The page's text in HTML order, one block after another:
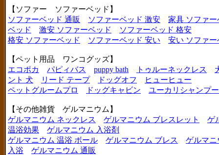
【ソファー ソファーベッド】
ソファーベッド 通販
ソファーベッド 激安
家具 ソファー
ベッド
激安 ソファーベッド
ソファーベッド 格安
格安 ソファーベッド
ソファーベッド 安い 安い ソファー
【ペット用品 ワンコグッズ】
エコポカ
パピィバス puppy bath トゥルーネックレス
ント 犬
リード テープ ドッグオフ
ヒューヒュー
ペットグルームプロ
ドッグキャビン ユーカリシャンプー
【その他雑貨 ゲルマニウム】
ゲルマニウム ネックレス
ゲルマニウム ブレスレット
ゲ
温浴効果
ゲルマニウム 入浴剤
ゲルマニウム 温浴 ボール
ゲルマニウム ブレス
ゲルマニ
入浴
ゲルマニウム 通販